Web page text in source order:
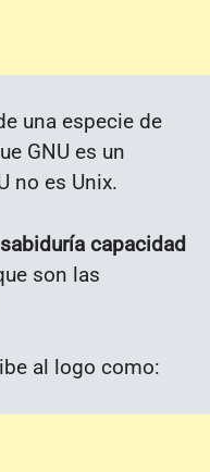
una especie de
GNU es un
no es Unix.
capacidad
son las
al logo como: